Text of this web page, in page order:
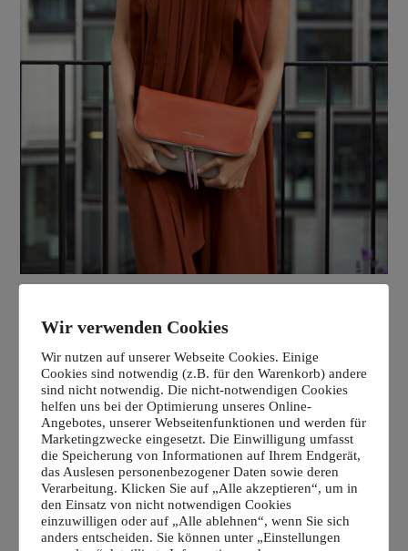
Wir verwenden Cookies
Wir nutzen auf unserer Webseite Cookies. Einige
Cookies sind notwendig (z.B. für den Warenkorb) andere
sind nicht notwendig. Die nicht-notwendigen Cookies
helfen uns bei der Optimierung unseres Online-
Angebotes, unserer Webseitenfunktionen und werden für
Marketingzwecke eingesetzt. Die Einwilligung umfasst
die Speicherung von Informationen auf Ihrem Endgerät,
das Auslesen personenbezogener Daten sowie deren
Verarbeitung. Klicken Sie auf „Alle akzeptieren“, um in
den Einsatz von nicht notwendigen Cookies
einzuwilligen oder auf „Alle ablehnen“, wenn Sie sich
anders entscheiden. Sie können unter „Einstellungen